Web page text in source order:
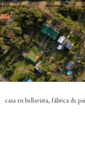
casa en bellavista, fábrica de